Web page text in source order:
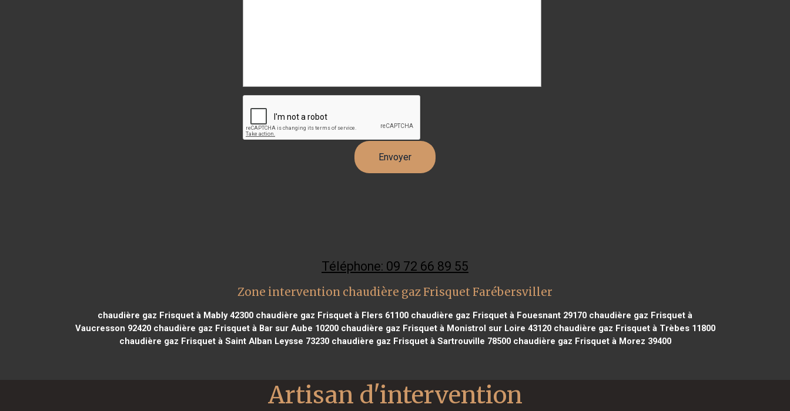
Téléphone: 09 72 66 89 55
Zone intervention chaudière gaz Frisquet Farébersviller
chaudière gaz Frisquet à Mably 42300 chaudière gaz Frisquet à Flers 61100 chaudière gaz Frisquet à Fouesnant 29170 chaudière gaz Frisquet à
Vaucresson 92420chaudière gaz Frisquet à Bar sur Aube 10200chaudière gaz Frisquet à Monistrol sur Loire 43120chaudière gaz Frisquet à Trèbes 11800
chaudière gaz Frisquet à Saint Alban Leysse 73230chaudière gaz Frisquet à Sartrouville 78500chaudière gaz Frisquet à Morez 39400
Artisan d'intervention